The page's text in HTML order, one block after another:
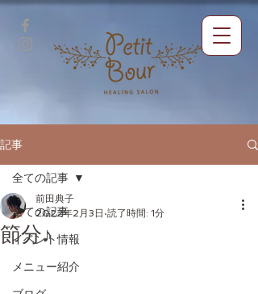
記事
全ての記事
イベント情報
メニュー紹介
全ての記事
節分♪
前田典子
2022年2月3日 読了時間: 1分